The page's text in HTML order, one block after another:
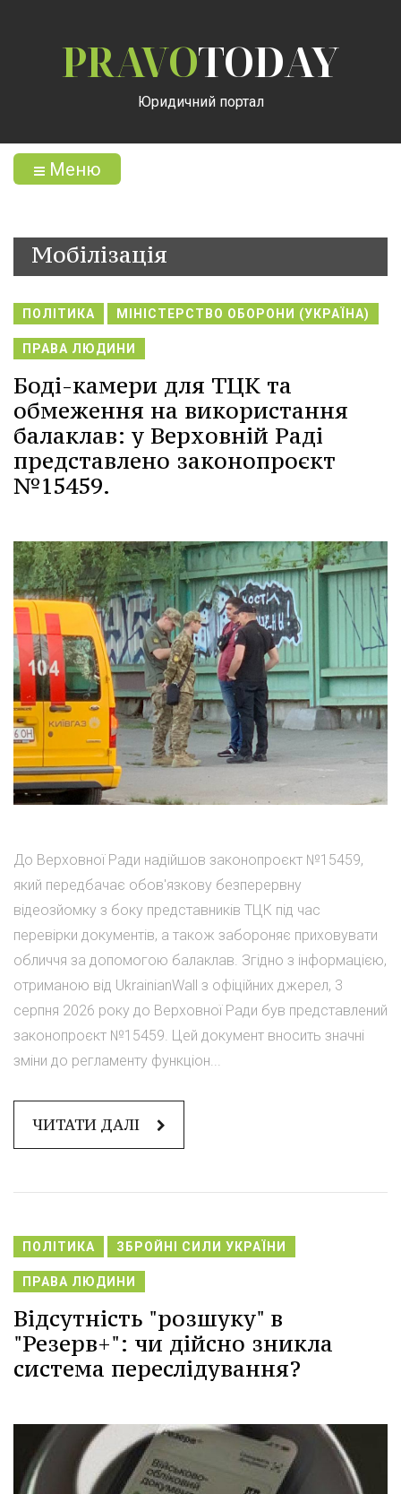
PRAVOTODAY
Юридичний портал
Меню
Мобілізація
ПОЛІТИКА МІНІСТЕРСТВО ОБОРОНИ (УКРАЇНА)
ПРАВА ЛЮДИНИ
Боді-камери для ТЦК та
обмеження на використання
балаклав: у Верховній Раді
представлено законопроєкт
№15459.
До Верховної Ради надійшов законопроєкт №15459,
який передбачає обов'язкову безперервну
відеозйомку з боку представників ТЦК під час
перевірки документів, а також забороняє приховувати
обличчя за допомогою балаклав. Згідно з інформацією,
отриманою від UkrainianWall з офіційних джерел, 3
серпня 2026 року до Верховної Ради був представлений
законопроєкт №15459. Цей документ вносить значні
зміни до регламенту функціон...
ЧИТАТИ ДАЛІ
ПОЛІТИКА ЗБРОЙНІ СИЛИ УКРАЇНИ
ПРАВА ЛЮДИНИ
Відсутність "розшуку" в
"Резерв+": чи дійсно зникла
система переслідування?